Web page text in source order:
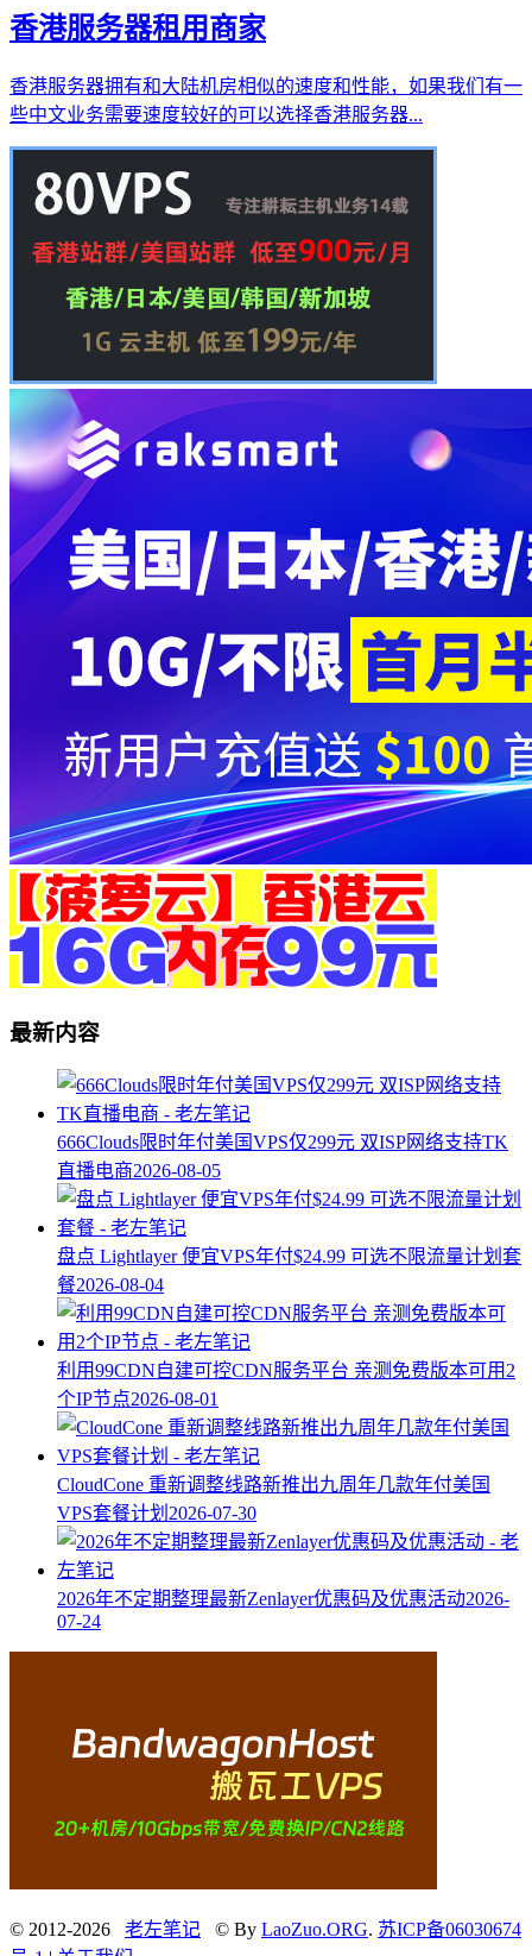
香港服务器租用商家
香港服务器拥有和大陆机房相似的速度和性能，如果我们有一
些中文业务需要速度较好的可以选择香港服务器...
最新内容
666Clouds限时年付美国VPS仅299元 双ISP网络支持TK
直播电商2026-08-05
盘点 Lightlayer 便宜VPS年付$24.99 可选不限流量计划套
餐2026-08-04
利用99CDN自建可控CDN服务平台 亲测免费版本可用2
个IP节点2026-08-01
CloudCone 重新调整线路新推出九周年几款年付美国
VPS套餐计划 2026-07-30
2026年不定期整理最新Zenlayer优惠码及优惠活动2026-
07-24
© 2012-2026 老左笔记 © By LaoZuo.ORG. 苏ICP备06030674